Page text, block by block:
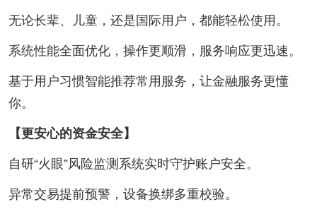
无论长辈、儿童，还是国际用户，都能轻松使用。
系统性能全面优化，操作更顺滑，服务响应更迅速。
基于用户习惯智能推荐常用服务，让金融服务更懂
你。
【更安心的资金安全】
自研“火眼”风险监测系统实时守护账户安全。
异常交易提前预警，设备换绑多重校验。